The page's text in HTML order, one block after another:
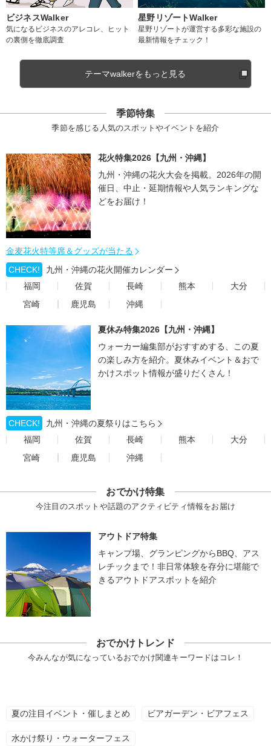
ビジネスWalker
気になるビジネスのアレコレ、ヒット
の裏側を徹底調査
星野リゾートWalker
星野リゾートが運営する多彩な施設の
最新情報をチェック！
テーマwalkerをもっと見る
季節特集
季節を感じる人気のスポットやイベントを紹介
花火特集2026【九州・沖縄】
九州・沖縄の花火大会を掲載。2026年の開
催日、中止・延期情報や人気ランキングな
どをお届け！
金麦花火特等席＆グッズが当たる
CHECK!
九州・沖縄の花火開催カレンダー
福岡
佐賀 長崎 熊本
大分
宮崎
鹿児島 沖縄
夏休み特集2026【九州・沖縄】
ウォーカー編集部がおすすめする、この夏
の楽しみ方を紹介。夏休みイベント＆おで
かけスポット情報が盛りだくさん！
CHECK!
九州・沖縄の夏祭りはこちら
福岡
佐賀 長崎 熊本
大分
宮崎
鹿児島 沖縄
おでかけ特集
今注目のスポットや話題のアクティビティ情報をお届け
アウトドア特集
キャンプ場、グランピングからBBQ、アス
レチックまで！非日常体験を存分に堪能で
きるアウトドアスポットを紹介
おでかけトレンド
今みんなが気になっているおでかけ関連キーワードはコレ！
夏の注目イベント・催しまとめ ビアガーデン・ビアフェス
水かけ祭り・ウォーターフェス